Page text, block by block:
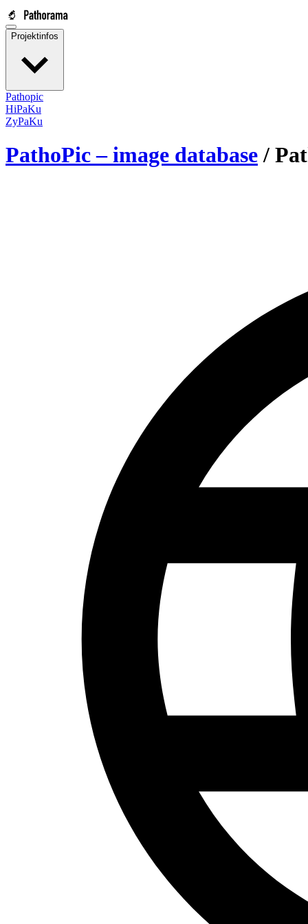
Projektinfos
Pathopic
HiPaKu
ZyPaKu
PathoPic – image database /